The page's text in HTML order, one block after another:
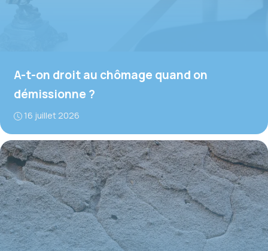
A-t-on droit au chômage quand on
démissionne ?
16 juillet 2026